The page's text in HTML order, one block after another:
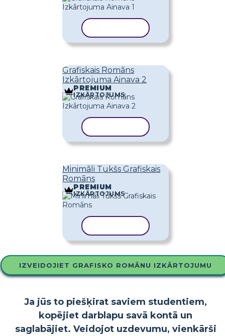
Grafiskais Romāns
Izkārtojuma Ainava 2
PREMIUM
IZKĀRTOJUMS
Minimāli Tukšs Grafiskais
Romāns
PREMIUM
IZKĀRTOJUMS
IZVEIDOJIET GRAFISKO ROMĀNU IZKĀRTOJUMU
Ja jūs to piešķirat saviem studentiem,
kopējiet darblapu savā kontā un
saglabājiet. Veidojot uzdevumu, vienkārši